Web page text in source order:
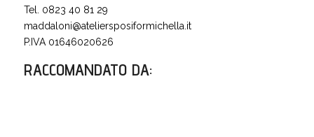
Tel. 0823 40 81 29
maddaloni@ateliersposiformichella.it
P.IVA 01646020626
RACCOMANDATO DA: